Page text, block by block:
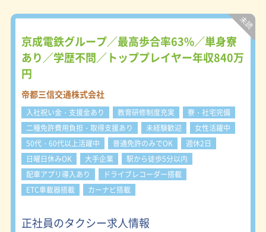
任乗務員へ ▼新人の育成を担当 ※運
行管理者として、ドライバーをマネジ
メントしていくキャリアも用意してい
ます。また「独立したい」という方も
積極的に応援していきます。
京成電鉄グループ／最高歩合率63%／単身寮
あり／学歴不問／トッププレイヤー年収840万
円
帝都三信交通株式会社
入社祝い金・支援金あり 教育研修制度充実
寮・社宅完備
二種免許費用負担・取得支援あり
未経験歓迎
女性活躍中
50代・60代以上活躍中
普通免許のみでOK
週休2日
日曜日休みOK
大手企業
駅から徒歩5分以内
配車アプリ導入あり
ドライブレコーダー搭載
ETC車載器搭載
カーナビ搭載
正社員のタクシー求人情報